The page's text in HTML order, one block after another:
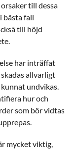
till dessa
bästa fall
till höjd
har inträffat
allvarligt
undvikas.
hur och
som bör vidtas
mycket viktig,